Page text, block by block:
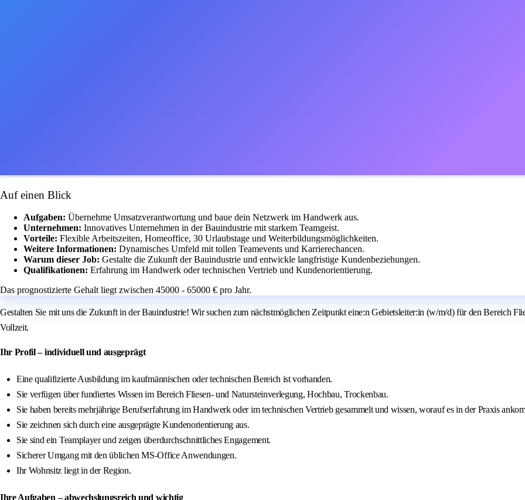
Auf einen Blick
Aufgaben: Übernehme Umsatzverantwortung und baue dein Netzwerk im Handwerk aus.
Unternehmen: Innovatives Unternehmen in der Bauindustrie mit starkem Teamgeist.
Vorteile: Flexible Arbeitszeiten, Homeoffice, 30 Urlaubstage und Weiterbildungsmöglichkeiten.
Weitere Informationen: Dynamisches Umfeld mit tollen Teamevents und Karrierechancen.
Warum dieser Job: Gestalte die Zukunft der Bauindustrie und entwickle langfristige Kundenbeziehungen.
Qualifikationen: Erfahrung im Handwerk oder technischen Vertrieb und Kundenorientierung.
Das prognostizierte Gehalt liegt zwischen 45000 - 65000 € pro Jahr.
Gestalten Sie mit uns die Zukunft in der Bauindustrie! Wir suchen zum nächstmöglichen Zeitpunkt eine:n Gebietsleiter:in (w/m/d) für den Bereich
Vollzeit.
Ihr Profil – individuell und ausgeprägt
Eine qualifizierte Ausbildung im kaufmännischen oder technischen Bereich ist vorhanden.
Sie verfügen über fundiertes Wissen im Bereich Fliesen- und Natursteinverlegung, Hochbau, Trockenbau.
Sie haben bereits mehrjährige Berufserfahrung im Handwerk oder im technischen Vertrieb gesammelt und wissen, worauf es in der Praxis
Sie zeichnen sich durch eine ausgeprägte Kundenorientierung aus.
Sie sind ein Teamplayer und zeigen überdurchschnittliches Engagement.
Sicherer Umgang mit den üblichen MS-Office Anwendungen.
Ihr Wohnsitz liegt in der Region.
Ihre Aufgaben – abwechslungsreich und wichtig